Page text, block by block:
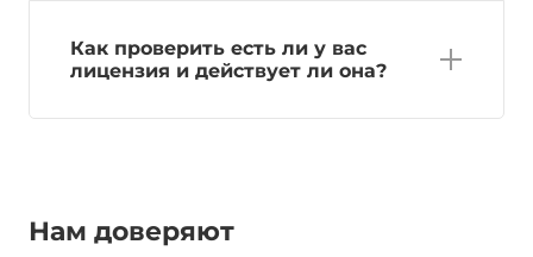
Как проверить есть ли у вас
лицензия и действует ли она?
Нам доверяют